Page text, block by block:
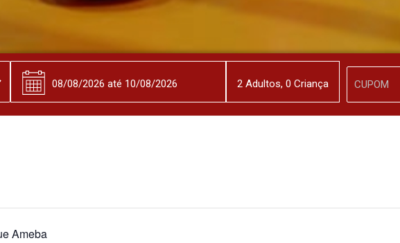
Ameba
2Adultos, 0 Criança